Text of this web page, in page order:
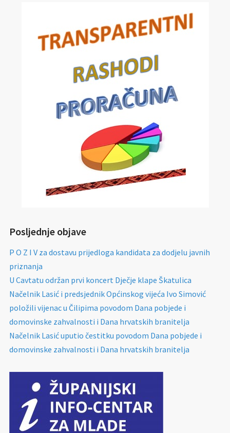
Posljednje objave
P O Z I V za dostavu prijedloga kandidata za dodjelu javnih
priznanja
U Cavtatu održan prvi koncert Dječje klape Škatulica
Načelnik Lasić i predsjednik Općinskog vijeća Ivo Simović
položili vijenac u Čilipima povodom Dana pobjede i
domovinske zahvalnosti i Dana hrvatskih branitelja
Načelnik Lasić uputio čestitku povodom Dana pobjede i
domovinske zahvalnosti i Dana hrvatskih branitelja